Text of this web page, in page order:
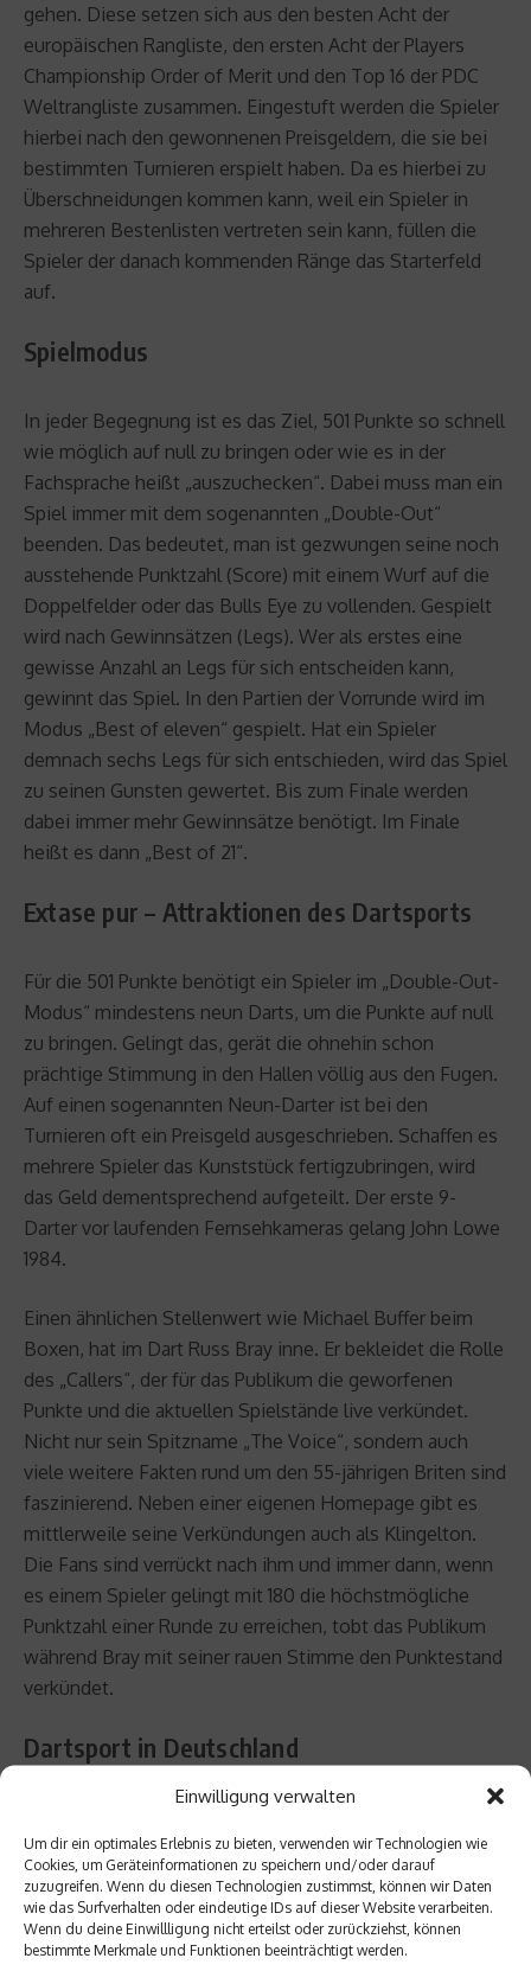
Einwilligung verwalten
Um dir ein optimales Erlebnis zu bieten, verwenden wir Technologien wie
Cookies, um Geräteinformationen zu speichern und/oder darauf
zuzugreifen. Wenn du diesen Technologien zustimmst, können wir Daten
wie das Surfverhalten oder eindeutige IDs auf dieser Website verarbeiten.
Wenn du deine Einwillligung nicht erteilst oder zurückziehst, können
bestimmte Merkmale und Funktionen beeinträchtigt werden.
gehen. Diese setzen sich aus den besten Acht der
europäischen Rangliste, den ersten Acht der Players
Championship Order of Merit und den Top 16 der PDC
Weltrangliste zusammen. Eingestuft werden die Spieler
hierbei nach den gewonnenen Preisgeldern, die sie bei
bestimmten Turnieren erspielt haben. Da es hierbei zu
Überschneidungen kommen kann, weil ein Spieler in
mehreren Bestenlisten vertreten sein kann, füllen die
Spieler der danach kommenden Ränge das Starterfeld
auf.
Spielmodus
In jeder Begegnung ist es das Ziel, 501 Punkte so schnell
wie möglich auf null zu bringen oder wie es in der
Fachsprache heißt „auszuchecken“. Dabei muss man ein
Spiel immer mit dem sogenannten „Double-Out“
beenden. Das bedeutet, man ist gezwungen seine noch
ausstehende Punktzahl (Score) mit einem Wurf auf die
Doppelfelder oder das Bulls Eye zu vollenden. Gespielt
wird nach Gewinnsätzen (Legs). Wer als erstes eine
gewisse Anzahl an Legs für sich entscheiden kann,
gewinnt das Spiel. In den Partien der Vorrunde wird im
Modus „Best of eleven“ gespielt. Hat ein Spieler
demnach sechs Legs für sich entschieden, wird das Spiel
zu seinen Gunsten gewertet. Bis zum Finale werden
dabei immer mehr Gewinnsätze benötigt. Im Finale
heißt es dann „Best of 21“.
Extase pur – Attraktionen des Dartsports
Für die 501 Punkte benötigt ein Spieler im „Double-Out-
Modus“ mindestens neun Darts, um die Punkte auf null
zu bringen. Gelingt das, gerät die ohnehin schon
prächtige Stimmung in den Hallen völlig aus den Fugen.
Auf einen sogenannten Neun-Darter ist bei den
Turnieren oft ein Preisgeld ausgeschrieben. Schaffen es
mehrere Spieler das Kunststück fertigzubringen, wird
das Geld dementsprechend aufgeteilt. Der erste 9-
Darter vor laufenden Fernsehkameras gelang John Lowe
1984.
Einen ähnlichen Stellenwert wie Michael Buffer beim
Boxen, hat im Dart Russ Bray inne. Er bekleidet die Rolle
des „Callers“, der für das Publikum die geworfenen
Punkte und die aktuellen Spielstände live verkündet.
Nicht nur sein Spitzname „The Voice“, sondern auch
viele weitere Fakten rund um den 55-jährigen Briten sind
faszinierend. Neben einer eigenen Homepage gibt es
mittlerweile seine Verkündungen auch als Klingelton.
Die Fans sind verrückt nach ihm und immer dann, wenn
es einem Spieler gelingt mit 180 die höchstmögliche
Punktzahl einer Runde zu erreichen, tobt das Publikum
während Bray mit seiner rauen Stimme den Punktestand
verkündet.
Dartsport in Deutschland
Deutschland immer mehr Dart-Vereine. 2002/2003
startete die Dart-Bundesliga, die jährlich einen
Deutschen Meister aus zwei Gruppen, Nord und Süd,
ermittelt. Aktuell sind es jeweils neun Mannschaften pro